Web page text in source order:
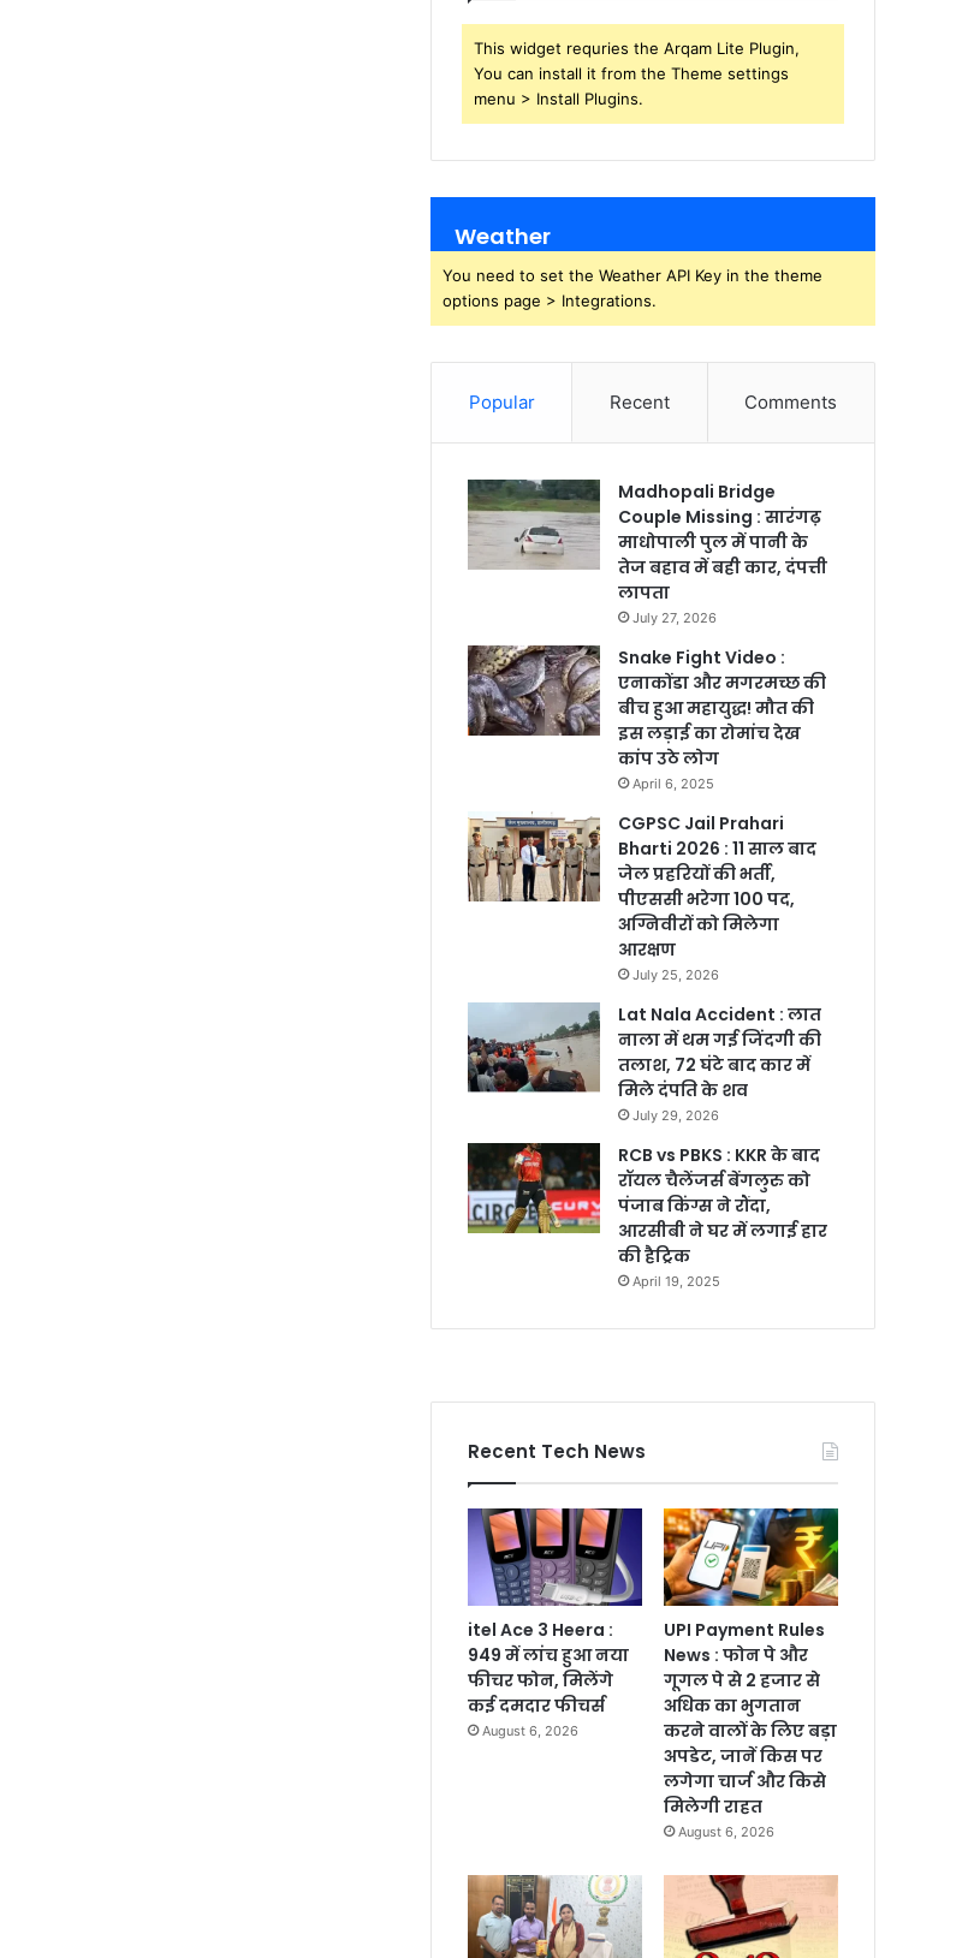
This widget requries the Arqam Lite Plugin,
You can install it from the Theme settings
menu > Install Plugins.
Weather
You need to set the Weather API Key in the theme
options page > Integrations.
Popular Recent Comments
Madhopali Bridge
Couple Missing : सारंगढ़
माधोपाली पुल में पानी के
तेज बहाव में बही कार, दंपत्ती
लापता
July 27, 2026
Snake Fight Video :
एनाकोंडा और मगरमच्छ की
बीच हुआ महायुद्ध! मौत की
इस लड़ाई का रोमांच देख
कांप उठे लोग
April 6, 2025
CGPSC Jail Prahari
Bharti 2026 : 11 साल बाद
जेल प्रहरियों की भर्ती,
पीएससी भरेगा 100 पद,
अग्निवीरों को मिलेगा
आरक्षण
July 25, 2026
Lat Nala Accident : लात
नाला में थम गई जिंदगी की
तलाश, 72 घंटे बाद कार में
मिले दंपति के शव
July 29, 2026
RCB vs PBKS : KKR के बाद
रॉयल चैलेंजर्स बेंगलुरु को
पंजाब किंग्स ने रौंदा,
आरसीबी ने घर में लगाई हार
की हैट्रिक
April 19, 2025
Recent Tech News
itel Ace 3 Heera :
949 में लांच हुआ नया
फीचर फोन, मिलेंगे
कई दमदार फीचर्स
August 6, 2026
UPI Payment Rules
News : फोन पे और
गूगल पे से 2 हजार से
अधिक का भुगतान
करने वालों के लिए बड़ा
अपडेट, जानें किस पर
लगेगा चार्ज और किसे
मिलेगी राहत
August 6, 2026